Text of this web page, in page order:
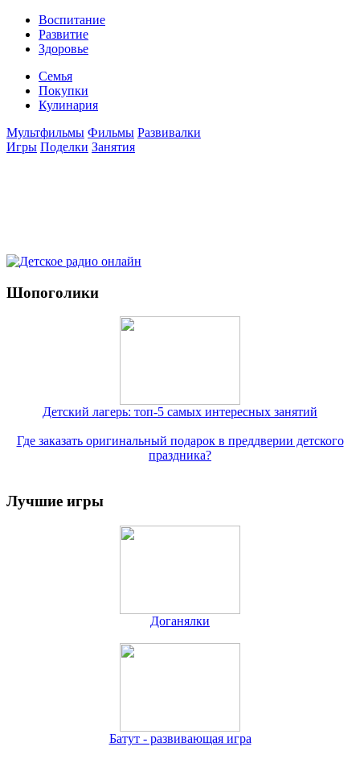
Воспитание
Развитие
Здоровье
Семья
Покупки
Кулинария
Мультфильмы Фильмы Развивалки
Игры Поделки Занятия
Шопоголики
Детский лагерь: топ-5 самых интересных занятий
Где заказать оригинальный подарок в преддверии детского
праздника?
Лучшие игры
Доганялки
Батут - развивающая игра